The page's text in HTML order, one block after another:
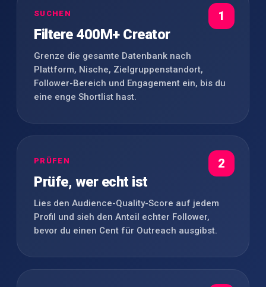
1
SUCHEN
Filtere 400M+ Creator
Grenze die gesamte Datenbank nach
Plattform, Nische, Zielgruppenstandort,
Follower-Bereich und Engagement ein, bis du
eine enge Shortlist hast.
2
PRÜFEN
Prüfe, wer echt ist
Lies den Audience-Quality-Score auf jedem
Profil und sieh den Anteil echter Follower,
bevor du einen Cent für Outreach ausgibst.